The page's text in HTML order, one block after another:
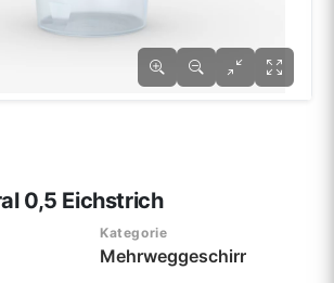
0,5 Eichstrich
Kategorie
Mehrweggeschirr